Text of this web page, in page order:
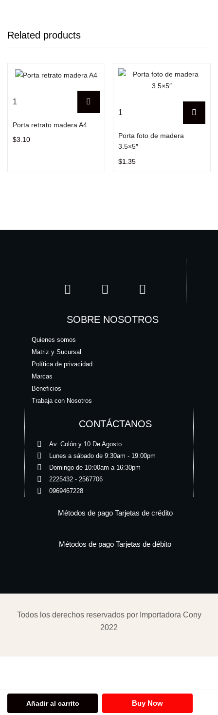
Añadir al carrito Buy Now
Related products
Porta retrato madera A4
$3.10
Porta foto de madera
3.5×5″
$1.35
SOBRE NOSOTROS
Quienes somos
Matriz y Sucursal
Política de privacidad
Marcas
Beneficios
Trabaja con Nosotros
CONTÁCTANOS
Av. Colón y 10 De Agosto
Lunes a sábado de 9:30am - 19:00pm
Domingo de 10:00am a 16:30pm
2225432 - 2567706
0969467228
Métodos de pago Tarjetas de crédito
Métodos de pago Tarjetas de débito
Todos los derechos reservados por Importadora Cony
2022